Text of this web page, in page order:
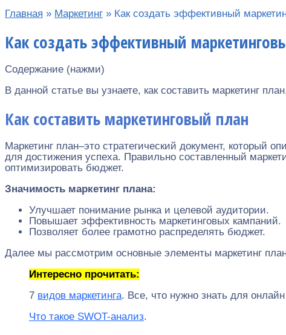
Главная » Маркетинг » Как создать эффективный
Как создать эффективный
Содержание (нажми)
В данной статье вы узнаете, как составить маркетинг
Как составить маркетинговый план
Маркетинг план–это стратегический документ, который
для достижения успеха. Правильно составленный
оптимизировать бюджет.
Значимость маркетинг плана:
Улучшает понимание рынка и целевой аудитории.
Повышает эффективность маркетинговых кампаний.
Позволяет более грамотно распределять бюджет.
Далее мы рассмотрим основные элементы маркетинг
Интересно прочитать:
7 видов маркетинга. Все, что нужно знать для
Что такое SWOT-анализ.